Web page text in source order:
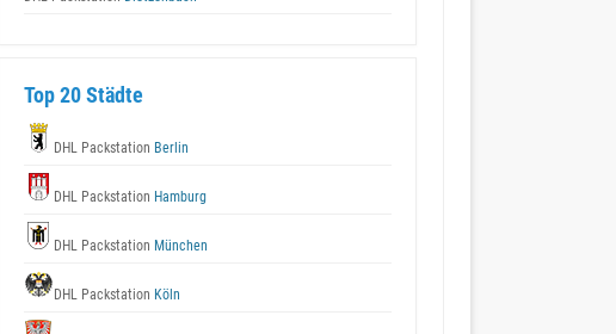
Top 20 Städte
DHL Packstation Berlin
DHL Packstation Hamburg
DHL Packstation München
DHL Packstation Köln